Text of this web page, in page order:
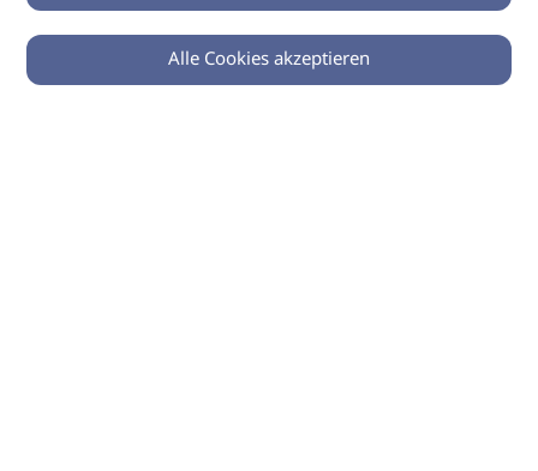
0
Alle Cookies akzeptieren